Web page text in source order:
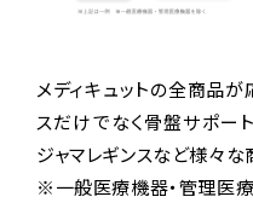
メディキュットの全商品
スだけでなく骨盤サポー
ジャマレギンスなど様々
※一般医療機器・管理医